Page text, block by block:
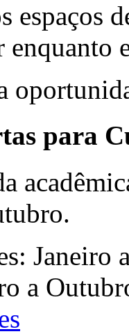
espaços
enquanto
para
a